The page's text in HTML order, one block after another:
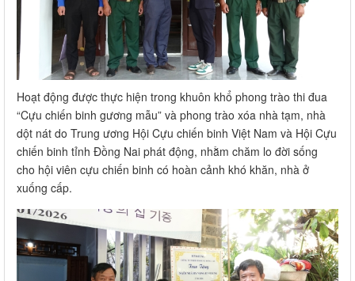
Hoạt động được thực hiện trong khuôn khổ phong trào thi đua
“Cựu chiến binh gương mẫu” và phong trào xóa nhà tạm, nhà
dột nát do Trung ương Hội Cựu chiến binh Việt Nam và Hội Cựu
chiến binh tỉnh Đồng Nai phát động, nhằm chăm lo đời sống
cho hội viên cựu chiến binh có hoàn cảnh khó khăn, nhà ở
xuống cấp.